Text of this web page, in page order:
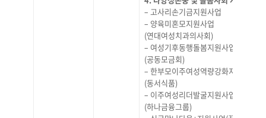
– 고사리손기금지원사업
– 양육미혼모지원사업
(연대여성치과의사회)
– 여성기후동행돌봄지원사업
(공동모금회)
– 한부모이주여성역량강화지원사업
(동서식품)
– 이주여성리더발굴지원사업
(하나금융그룹)